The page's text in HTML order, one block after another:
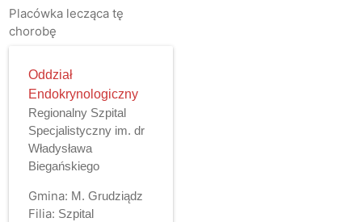
Placówka lecząca tę
chorobę
Oddział
Endokrynologiczny
Regionalny Szpital
Specjalistyczny im. dr
Władysława
Biegańskiego
Gmina: M. Grudziądz
Filia: Szpital